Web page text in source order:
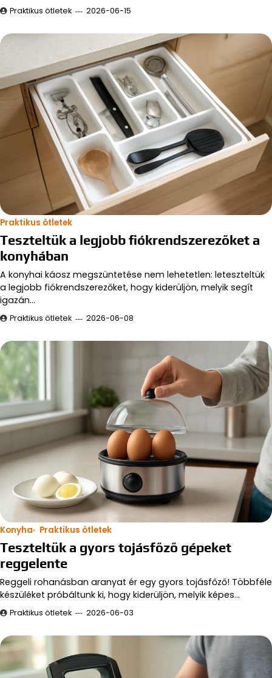
Praktikus ötletek 2026-06-15
Praktikus ötletek
Teszteltük a legjobb fiókrendszerezőket a
konyhában
A konyhai káosz megszüntetése nem lehetetlen: leteszteltük
a legjobb fiókrendszerezőket, hogy kiderüljön, melyik segít
igazán…
Praktikus ötletek 2026-06-08
Konyha Praktikus ötletek
Teszteltük a gyors tojásfőző gépeket
reggelente
Reggeli rohanásban aranyat ér egy gyors tojásfőző! Többféle
készüléket próbáltunk ki, hogy kiderüljön, melyik képes…
Praktikus ötletek 2026-06-03